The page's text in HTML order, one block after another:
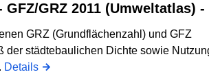
GRZ 2011 (Umweltatlas) -
GRZ (Grundflächenzahl) und GFZ
der städtebaulichen Dichte sowie
Details